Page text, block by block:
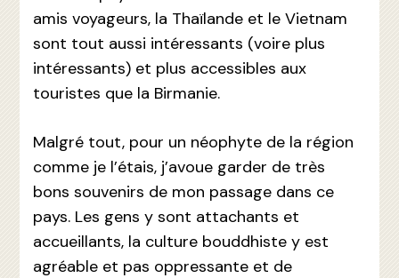
amis voyageurs, la Thaïlande et le Vietnam
sont tout aussi intéressants (voire plus
intéressants) et plus accessibles aux
touristes que la Birmanie.
Malgré tout, pour un néophyte de la région
comme je l’étais, j’avoue garder de très
bons souvenirs de mon passage dans ce
pays. Les gens y sont attachants et
accueillants, la culture bouddhiste y est
agréable et pas oppressante et de